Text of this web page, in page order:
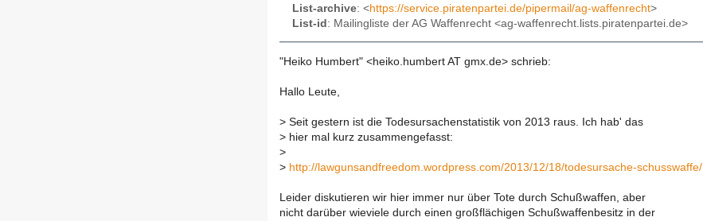
List-archive: <https://service.piratenpartei.de/pipermail/ag-waffenrecht>
List-id : Mailingliste der AG Waffenrecht <ag-waffenrecht.lists.piratenpartei.de>
"Heiko Humbert" <heiko.humbert AT gmx.de> schrieb:
Hallo Leute,
> Seit gestern ist die Todesursachenstatistik von 2013 raus. Ich hab' das
> hier mal kurz zusammengefasst:
>
> http://lawgunsandfreedom.wordpress.com/2013/12/18/todesursache-schusswaffe/
Leider diskutieren wir hier immer nur über Tote durch Schußwaffen, aber
nicht darüber wieviele durch einen großflächigen Schußwaffenbesitz in der